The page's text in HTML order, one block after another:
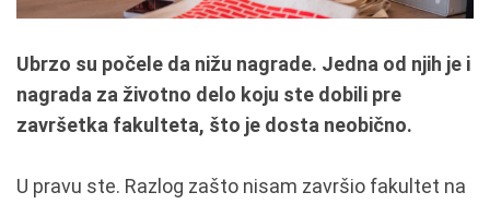
Ubrzo su počele da nižu nagrade. Jedna od njih je i
nagrada za životno delo koju ste dobili pre
završetka fakulteta, što je dosta neobično.
U pravu ste. Razlog zašto nisam završio fakultet na